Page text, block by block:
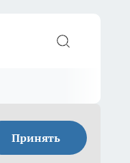
Принять